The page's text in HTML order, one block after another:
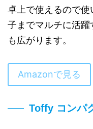
卓上で使えるので
子までマルチに活
も広がります。
Amazonで見る
Toffy コンパ